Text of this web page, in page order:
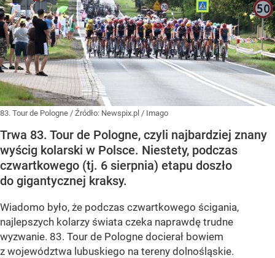
83. Tour de Pologne / Źródło: Newspix.pl / Imago
Trwa 83. Tour de Pologne, czyli najbardziej znany
wyścig kolarski w Polsce. Niestety, podczas
czwartkowego (tj. 6 sierpnia) etapu doszło
do gigantycznej kraksy.
Wiadomo było, że podczas czwartkowego ścigania,
najlepszych kolarzy świata czeka naprawdę trudne
wyzwanie. 83. Tour de Pologne docierał bowiem
z województwa lubuskiego na tereny dolnośląskie.